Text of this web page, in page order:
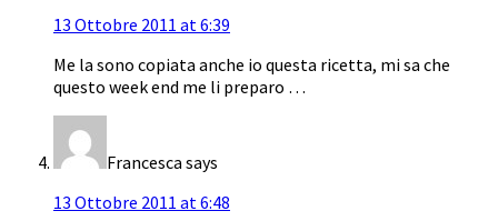
13 Ottobre 2011 at 6:39
Me la sono copiata anche io questa ricetta, mi sa che
questo week end me li preparo …
Francesca says
13 Ottobre 2011 at 6:48